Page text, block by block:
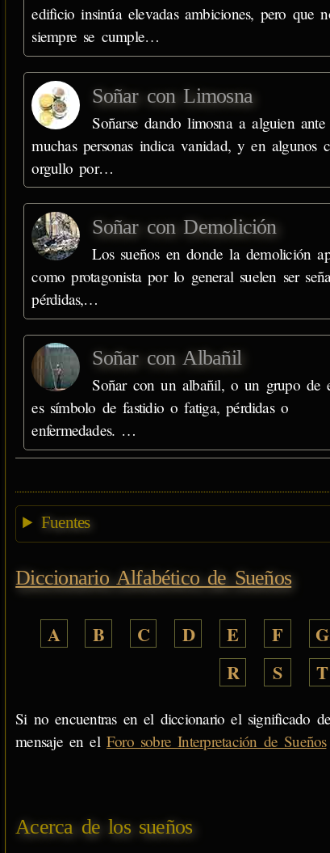
edificio insinúa elevadas ambiciones, pero que
siempre se cumple…
Soñar con Limosna
Soñarse dando limosna a alguien ante
muchas personas indica vanidad, y en algunos
orgullo por…
Soñar con Demolición
Los sueños en donde la demolición
como protagonista por lo general suelen ser
pérdidas,…
Soñar con Albañil
Soñar con un albañil, o un grupo de
es símbolo de fastidio o fatiga, pérdidas o
enfermedades. …
Fuentes
Diccionario Alfabético de Sueños
A B C D E F G
R
S T
Si no encuentras en el diccionario el significado
mensaje en el Foro sobre Interpretación de Sueños
Acerca de los sueños